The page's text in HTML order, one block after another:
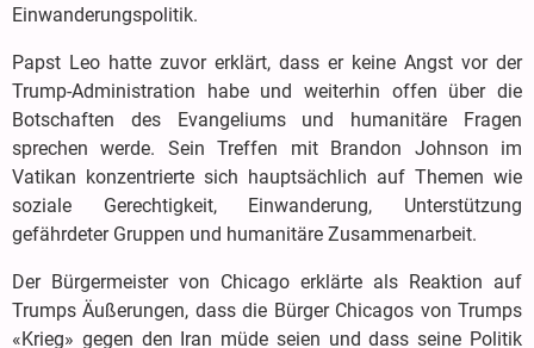
Einwanderungspolitik.
Papst Leo hatte zuvor erklärt, dass er keine Angst vor der
Trump-Administration habe und weiterhin offen über die
Botschaften des Evangeliums und humanitäre Fragen
sprechen werde. Sein Treffen mit Brandon Johnson im
Vatikan konzentrierte sich hauptsächlich auf Themen wie
soziale Gerechtigkeit, Einwanderung, Unterstützung
gefährdeter Gruppen und humanitäre Zusammenarbeit.
Der Bürgermeister von Chicago erklärte als Reaktion auf
Trumps Äußerungen, dass die Bürger Chicagos von Trumps
«Krieg» gegen den Iran müde seien und dass seine Politik